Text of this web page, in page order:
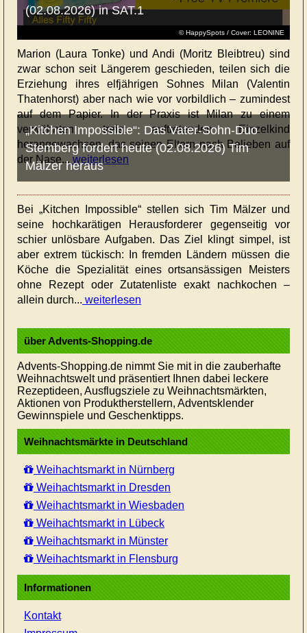
© HappySpots / Cover: LEONINE
(02.08.2026) in SAT.1
Marion (Laura Tonke) und Andi (Moritz Bleibtreu) sind
zwar schon seit Längerem geschieden, teilen sich die
Erziehung ihres elfjährigen Sohnes Milan (Valentin
Thatenhorst) aber nach wie vor vorbildlich – zumindest
auf dem Papier. In der Praxis ist Milan zu einem
verwöhnten, treist auftretenden Einzelkind
herangewachsen, das seinen Eltern nach Belieben auf
der Nase... weiterlesen
„Kitchen Impossible“: Das Vater-Sohn-Duo
Stemberg fordert heute (02.08.2026) Tim
Mälzer heraus
Bei „Kitchen Impossible“ stellen sich Tim Mälzer und
seine hochkarätigen Herausforderer gegenseitig vor
schier unlösbare Aufgaben. Das Ziel klingt simpel, ist
aber extrem tückisch: In fremden Ländern müssen die
Köche die Spezialität eines ortsansässigen Meisters
ohne Rezept oder Zutatenliste exakt nachkochen –
allein durch... weiterlesen
über Advents-Shopping.de
Advents-Shopping.de nimmt Sie mit in die zauberhafte
Weihnachtswelt und präsentiert Ihnen dabei leckere
Rezeptideen, Ausflugsziele zu Weihnachtsmärkten,
Aktionen von Produktherstellern, Adventsklender
Gewinnspiele und Geschenktipps.
Weihnachtsmärkte in Deutschland
Weihachtsmarkt in Nürnberg
Weihachtsmarkt in Dresden
Weihachtsmarkt in Wiesbaden
Weihachtsmarkt in Lübeck
Weihachtsmarkt in Münster
Weihachtsmarkt in Flensburg
Informationen
Kontakt